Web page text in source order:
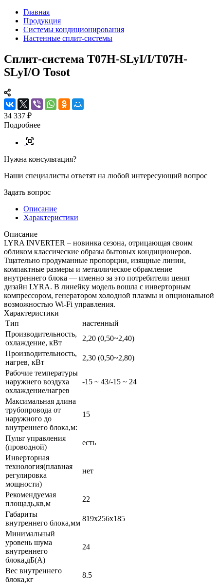
Главная
Продукция
Системы кондиционирования
Настенные сплит-системы
Сплит-система T07H-SLyI/I/T07H-
SLyI/O Tosot
34 337 ₽
Подробнее
Нужна консультация?
Наши специалисты ответят на любой интересующий вопрос
Задать вопрос
Описание
Характеристики
Описание
LYRA INVERTER – новинка сезона, отрицающая своим
обликом классические образы бытовых кондиционеров.
Тщательно продуманные пропорции, изящные линии,
компактные размеры и металлическое обрамление
внутреннего блока — именно за это потребители ценят
дизайн LYRA. В линейку модель вошла с инверторным
компрессором, генератором холодной плазмы и опциональной
возможностью Wi-Fi управления.
Характеристики
Тип
настенный
Производительность,
охлаждение, кВт
2,20 (0,50~2,40)
Производительность,
нагрев, кВт
2,30 (0,50~2,80)
Рабочие температуры
наружнего воздуха
охлаждение/нагрев
-15 ~ 43/-15 ~ 24
Максимальная длина
трубопровода от
наружного до
внутреннего блока,м:
15
Пульт управления
(проводной)
есть
Инверторная
технология(плавная
регулировка
мощности)
нет
Рекомендуемая
площадь,кв,м
22
Габариты
внутреннего блока,мм
819x256x185
Минимальный
уровень шума
внутреннего
блока,дБ(А)
24
Вес внутреннего
блока,кг
8.5